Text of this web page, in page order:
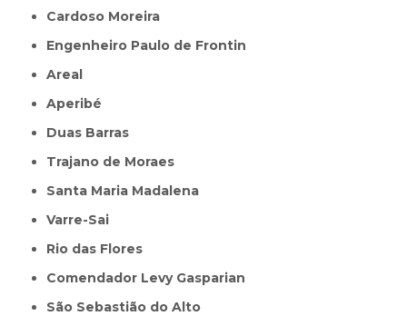
Cardoso Moreira
Engenheiro Paulo de Frontin
Areal
Aperibé
Duas Barras
Trajano de Moraes
Santa Maria Madalena
Varre-Sai
Rio das Flores
Comendador Levy Gasparian
São Sebastião do Alto